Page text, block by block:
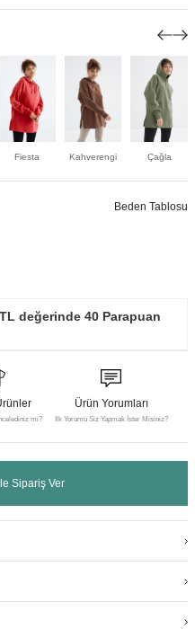
Fiesta Kahverengi Çağla
Beden Tablosu
TL değerinde 40 Parapuan
mi?
Ürün Yorumları
İlk Yorumu Siz Yapmak İster Misiniz?
Sipariş Ver